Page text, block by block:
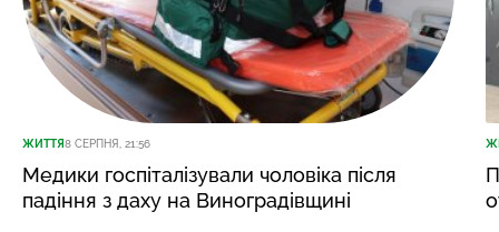
ЖИТТЯ8 СЕРПНЯ, 21:56
Медики госпіталізували чоловіка після
падіння з даху на Виноградівщині